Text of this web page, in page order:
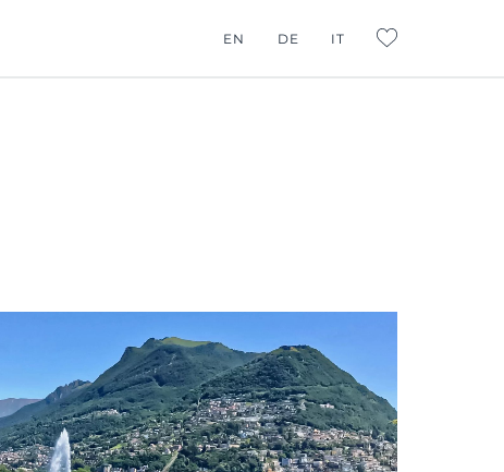
EN DE IT